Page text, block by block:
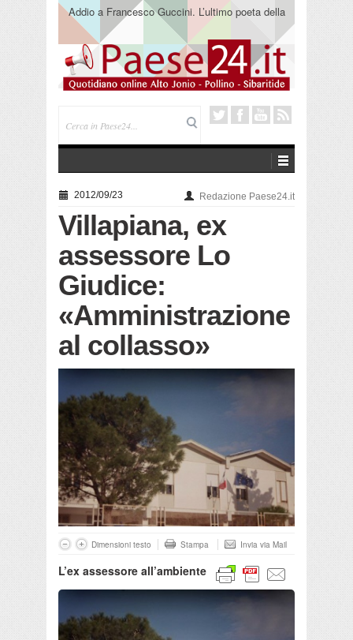
Addio a Francesco Guccini. L’ultimo poeta della
canzone impegnata
2012/09/23 Redazione Paese24.it
Villapiana, ex
assessore Lo
Giudice:
«Amministrazione
al collasso»
Dimensioni testo Stampa Invia via Mail
L’ex assessore all’ambiente